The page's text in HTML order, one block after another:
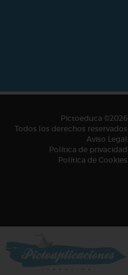
Pictoeduca ©2026
Todos los derechos reservados
Aviso Legal
Política de privacidad
Política de Cookies